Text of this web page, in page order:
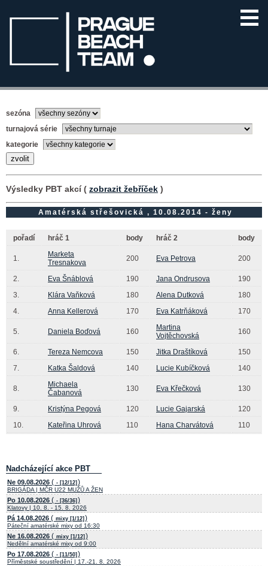
sezóna
turnajová série
kategorie
Výsledky PBT akcí ( zobrazit žebříček )
Amatérská střešovická , 10.08.2014 - ženy
pořadí hráč 1 body hráč 2 body
1.
Marketa
Tresnakova
200 Eva Petrova 200
2. Eva Šnáblová 190 Jana Ondrusova
190
3.
Klára Vaňková 180 Alena Dutková
180
4.
Anna Kellerová 170 Eva Katrňáková 170
5. Daniela Boďová 160
Martina
Vojtěchovská
160
6. Tereza Nemcova 150 Jitka Draštíková
150
7.
Katka Šaldová 140 Lucie Kubíčková 140
8.
Michaela
Čabanová
130 Eva Křečková 130
9. Kristýna Pegová 120 Lucie Gajarská
120
10.
Kateřina Uhrová 110 Hana Charvátová 110
Nadcházející akce PBT
Ne 09.08.2026 ( - [12/12] )
BRIGÁDA | MČR U22 MUŽŮ A ŽEN
Po 10.08.2026 ( - [36/36] )
Klatovy | 10. 8. - 15. 8. 2026
Pá 14.08.2026 ( mixy [1/12] )
Páteční amatérské mixy od 16:30
Ne 16.08.2026 ( mixy [1/12] )
Nedělní amatérské mixy od 9:00
Po 17.08.2026 ( - [11/50] )
Příměstské soustředění | 17.-21. 8. 2026